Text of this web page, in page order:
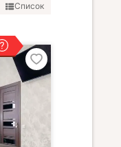
Список